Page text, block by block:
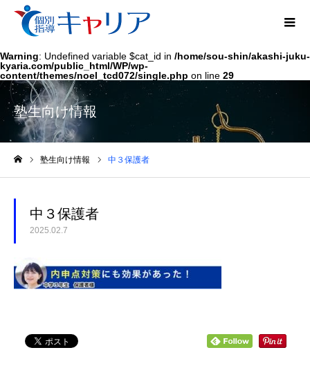
Warning: Undefined variable $cat_id in /home/sou-shin/akashi-juku-
kyaria.com/public_html/WP/wp-
content/themes/noel_tcd072/single.php on line 29
塾生向け情報
塾生向け情報 中３保護者
中３保護者
2025.02.7